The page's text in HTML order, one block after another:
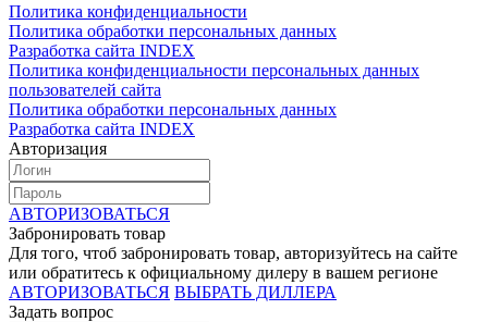
Политика конфиденциальности
Политика обработки персональных данных
Разработка сайта INDEX
Политика конфиденциальности персональных данных
пользователей сайта
Политика обработки персональных данных
Разработка сайта INDEX
Авторизация
АВТОРИЗОВАТЬСЯ
Забронировать товар
Для того, чтоб забронировать товар, авторизуйтесь на сайте
или обратитесь к официальному дилеру в вашем регионе
АВТОРИЗОВАТЬСЯ ВЫБРАТЬ ДИЛЛЕРА
Задать вопрос